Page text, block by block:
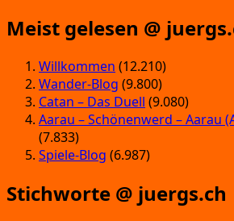
Meist gelesen @
Willkommen (12.210)
Wander-Blog (9.800)
Catan – Das Duell (9.080)
Aarau – Schönenwerd – Aarau
(7.833)
Spiele-Blog (6.987)
Stichworte @ juergs.ch